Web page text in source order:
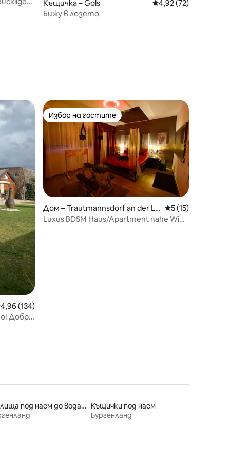
Къщичка – Gols Средна оценка:
4,92 (72)
Бижу в лозето
оценка: 4,96 от 5, 134 отзива
4,96 (134)
Добре
Избор на гостите
Избор на гостите
Дом – Trautmannsdorf an der Le
itha
Средна оценка:
5 (15)
Luxus BDSM Haus/Apartment nahe Wien
Жилища под наем до водата Къщички под наем
Бургенланд